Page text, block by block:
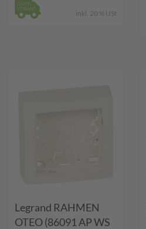
inkl. 20 % USt
Legrand RAHMEN
OTEO (86091 AP WS